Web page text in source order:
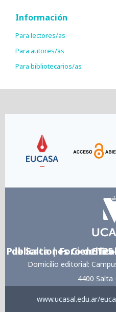
Información
Para lectores/as
Para autores/as
Para bibliotecarios/as
Link
Publicaciones Cientificas - Universidad Católica
Domicilio editorial:
4400 Salta
www.ucasal.edu.ar/